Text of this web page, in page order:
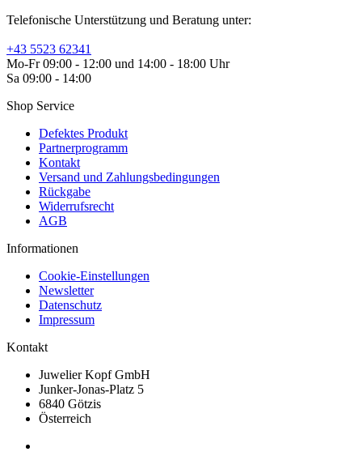
Telefonische Unterstützung und Beratung unter:
+43 5523 62341
Mo-Fr 09:00 - 12:00 und 14:00 - 18:00 Uhr
Sa 09:00 - 14:00
Shop Service
Defektes Produkt
Partnerprogramm
Kontakt
Versand und Zahlungsbedingungen
Rückgabe
Widerrufsrecht
AGB
Informationen
Cookie-Einstellungen
Newsletter
Datenschutz
Impressum
Kontakt
Juwelier Kopf GmbH
Junker-Jonas-Platz 5
6840 Götzis
Österreich